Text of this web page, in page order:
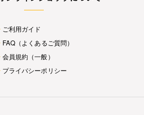
ご利用ガイド
FAQ（よくあるご質問）
会員規約（一般）
プライバシーポリシー